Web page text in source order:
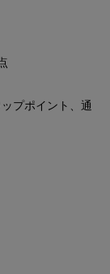
プポイント、通